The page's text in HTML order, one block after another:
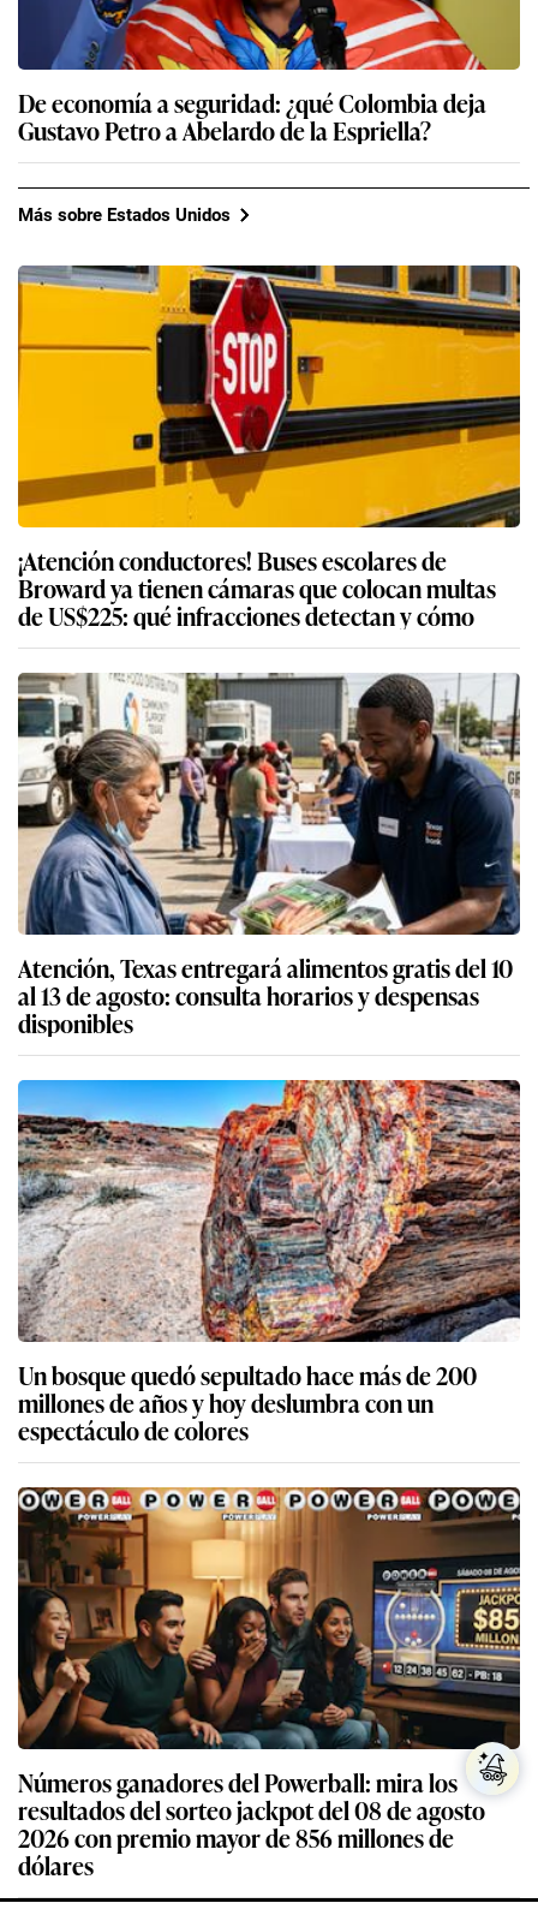
De economía a seguridad: ¿qué Colombia deja
Gustavo Petro a Abelardo de la Espriella?
Más sobre Estados Unidos
¡Atención conductores! Buses escolares de
Broward ya tienen cámaras que colocan multas
de US$225: qué infracciones detectan y cómo
Atención, Texas entregará alimentos gratis del 10
al 13 de agosto: consulta horarios y despensas
disponibles
Un bosque quedó sepultado hace más de 200
millones de años y hoy deslumbra con un
espectáculo de colores
Números ganadores del Powerball: mira los
resultados del sorteo jackpot del 08 de agosto
2026 con premio mayor de 856 millones de
dólares